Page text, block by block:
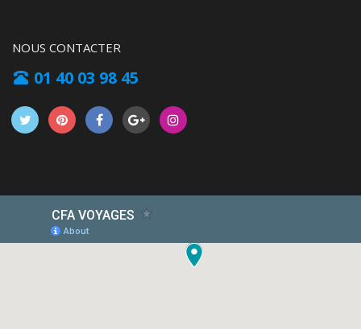
NOUS CONTACTER
01 40 03 98 45